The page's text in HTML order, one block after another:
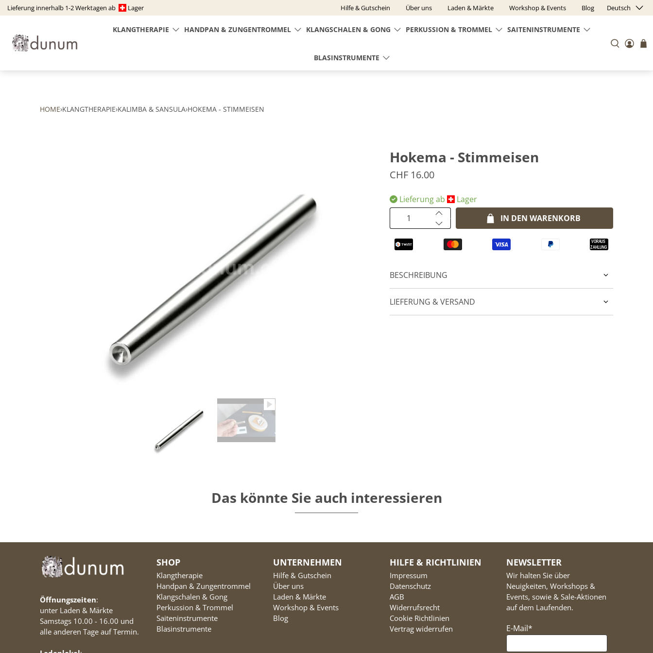
Lieferung innerhalb 1-2 Werktagen ab ​ ​ ​ Lager Hilfe & Gutschein Über uns Laden & Märkte Workshop & Events Blog Deutsch
KLANGTHERAPIE HANDPAN & ZUNGENTROMMEL KLANGSCHALEN & GONG PERKUSSION & TROMMEL SAITENINSTRUMENTE
BLASINSTRUMENTE
HOME›KLANGTHERAPIE›KALIMBA & SANSULA›HOKEMA - STIMMEISEN
Hokema - Stimmeisen
CHF 16.00
Lieferung ab
​Lager
Anzahl
IN DEN WARENKORB
BESCHREIBUNG
LIEFERUNG & VERSAND
Das könnte Sie auch interessieren
Öffnungszeiten:
unter Laden & Märkte
Samstags 10.00 - 16.00 und
alle anderen Tage auf Termin.
SHOP
Klangtherapie
Handpan & Zungentrommel
Klangschalen & Gong
Perkussion & Trommel
Saiteninstrumente
Blasinstrumente
UNTERNEHMEN
Hilfe & Gutschein
Über uns
Laden & Märkte
Workshop & Events
Blog
HILFE & RICHTLINIEN
Impressum
Datenschutz
AGB
Widerrufsrecht
Cookie Richtlinien
Vertrag widerrufen
NEWSLETTER
Wir halten Sie über
Neuigkeiten, Workshops &
Events, sowie & Sale-Aktionen
auf dem Laufenden.
E-Mail*